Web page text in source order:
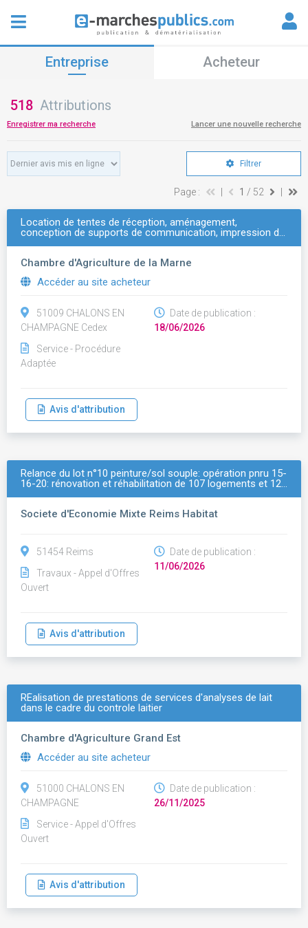
Entreprise Acheteur
518 Attributions
Enregistrer ma recherche Lancer une nouvelle recherche
Filtrer
Page : 1 / 52
Location de tentes de réception, aménagement,
conception de supports de communication, impression d…
Chambre d'Agriculture de la Marne
Accéder au site acheteur
51009 CHALONS EN
CHAMPAGNE Cedex
Service - Procédure
Adaptée
Date de publication :
18/06/2026
Avis d'attribution
Relance du lot n°10 peinture/sol souple: opération pnru 15-
16-20: rénovation et réhabilitation de 107 logements et 12…
Societe d'Economie Mixte Reims Habitat
51454 Reims
Travaux - Appel d'Offres
Ouvert
Date de publication :
11/06/2026
Avis d'attribution
RÉalisation de prestations de services d'analyses de lait
dans le cadre du controle laitier
Chambre d'Agriculture Grand Est
Accéder au site acheteur
51000 CHALONS EN
CHAMPAGNE
Service - Appel d'Offres
Ouvert
Date de publication :
26/11/2025
Avis d'attribution